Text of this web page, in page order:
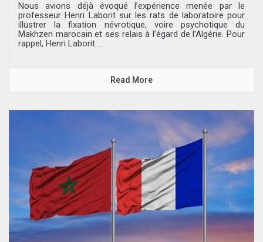
Nous avions déjà évoqué l’expérience menée par le
professeur Henri Laborit sur les rats de laboratoire pour
illustrer la fixation névrotique, voire psychotique du
Makhzen marocain et ses relais à l’égard de l’Algérie. Pour
rappel, Henri Laborit...
Read More